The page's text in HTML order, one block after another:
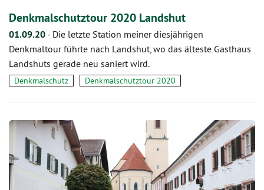
Denkmalschutztour 2020 Landshut
01.09.20 - Die letzte Station meiner diesjährigen
Denkmaltour führte nach Landshut, wo das älteste Gasthaus
Landshuts gerade neu saniert wird.
Denkmalschutz Denkmalschutztour 2020